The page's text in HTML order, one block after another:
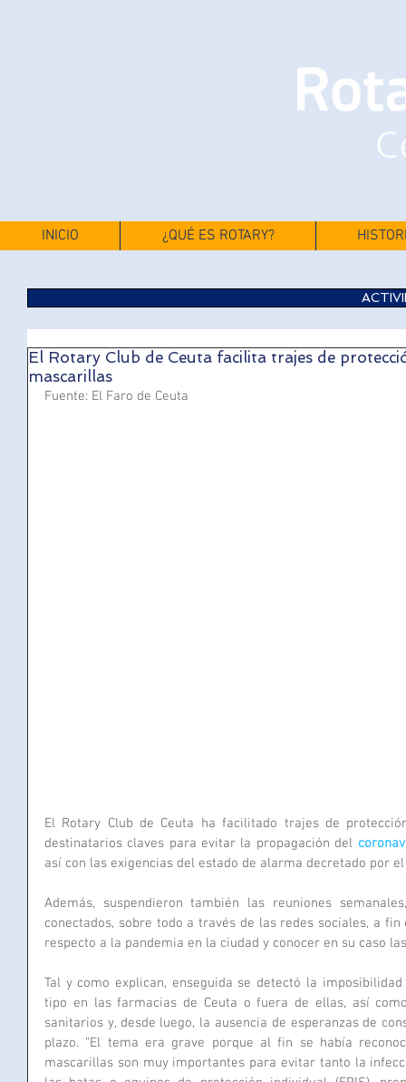
INICIO ¿QUÉ ES ROTARY?
El Rotary Club de Ceuta facilita trajes de
mascarillas
Fuente: El Faro de Ceuta
El Rotary Club de Ceuta ha facilitado trajes de
destinatarios claves para evitar la propagación del
así con las exigencias del estado de alarma decretado por
Además, suspendieron también las reuniones
conectados, sobre todo a través de las redes sociales, a
respecto a la pandemia en la ciudad y conocer en su caso
Tal y como explican, enseguida se detectó la
tipo en las farmacias de Ceuta o fuera de ellas, así
sanitarios y, desde luego, la ausencia de esperanzas de
plazo. “El tema era grave porque al fin se había
mascarillas son muy importantes para evitar tanto la